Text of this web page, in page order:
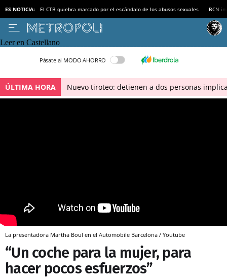
ES NOTICIA: El CTB quiebra marcado por el escándalo de los abusos sexuales BCN
Leer en Castellano
Pásate al MODO AHORRO
ÚLTIMA HORA Nuevo tiroteo: detienen a dos personas
La presentadora Martha Boul en el Automobile Barcelona / Youtube
“Un coche para la mujer, para
hacer pocos esfuerzos”